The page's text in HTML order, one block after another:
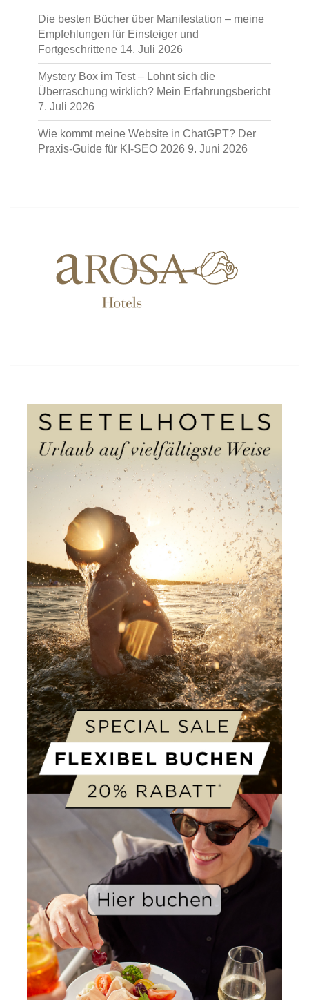
Die besten Bücher über Manifestation – meine
Empfehlungen für Einsteiger und
Fortgeschrittene 14. Juli 2026
Mystery Box im Test – Lohnt sich die
Überraschung wirklich? Mein Erfahrungsbericht
7. Juli 2026
Wie kommt meine Website in ChatGPT? Der
Praxis-Guide für KI-SEO 2026 9. Juni 2026